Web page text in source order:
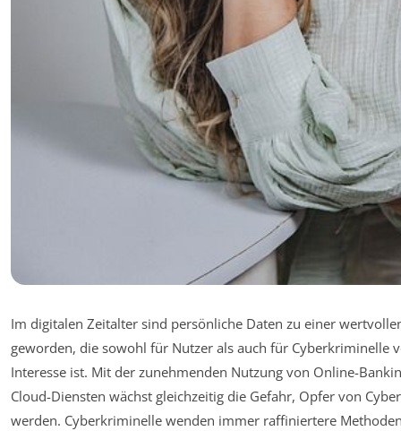
Im digitalen Zeitalter sind persönliche Daten zu einer
geworden, die sowohl für Nutzer als auch für Cyberkriminelle
Interesse ist. Mit der zunehmenden Nutzung von Online-
Cloud-Diensten wächst gleichzeitig die Gefahr, Opfer von
werden. Cyberkriminelle wenden immer raffiniertere